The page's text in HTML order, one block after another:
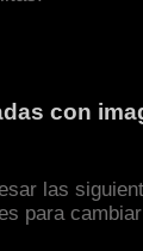
con
las
para